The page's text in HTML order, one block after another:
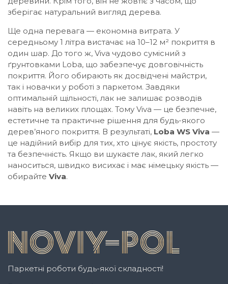
зберігає натуральний вигляд дерева.
Ще одна перевага — економна витрата. У
середньому 1 літра вистачає на 10–12 м² покриття в
один шар. До того ж, Viva чудово сумісний з
ґрунтовками Loba, що забезпечує довговічність
покриття. Його обирають як досвідчені майстри,
так і новачки у роботі з паркетом. Завдяки
оптимальній щільності, лак не залишає розводів
навіть на великих площах. Тому Viva — це безпечне,
естетичне та практичне рішення для будь-якого
дерев’яного покриття. В результаті, Loba WS Viva —
це надійний вибір для тих, хто цінує якість, простоту
та безпечність. Якщо ви шукаєте лак, який легко
наноситься, швидко висихає і має німецьку якість —
обирайте Viva.
Паркетні роботи будь-якої складності!